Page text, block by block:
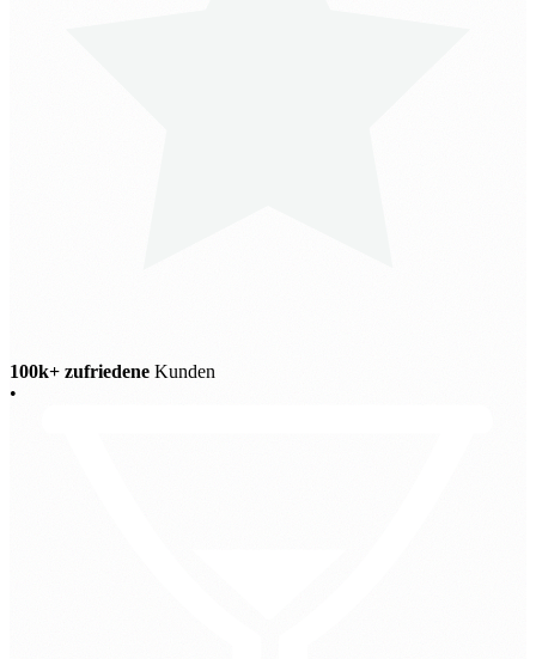
100k+ zufriedene Kunden
•